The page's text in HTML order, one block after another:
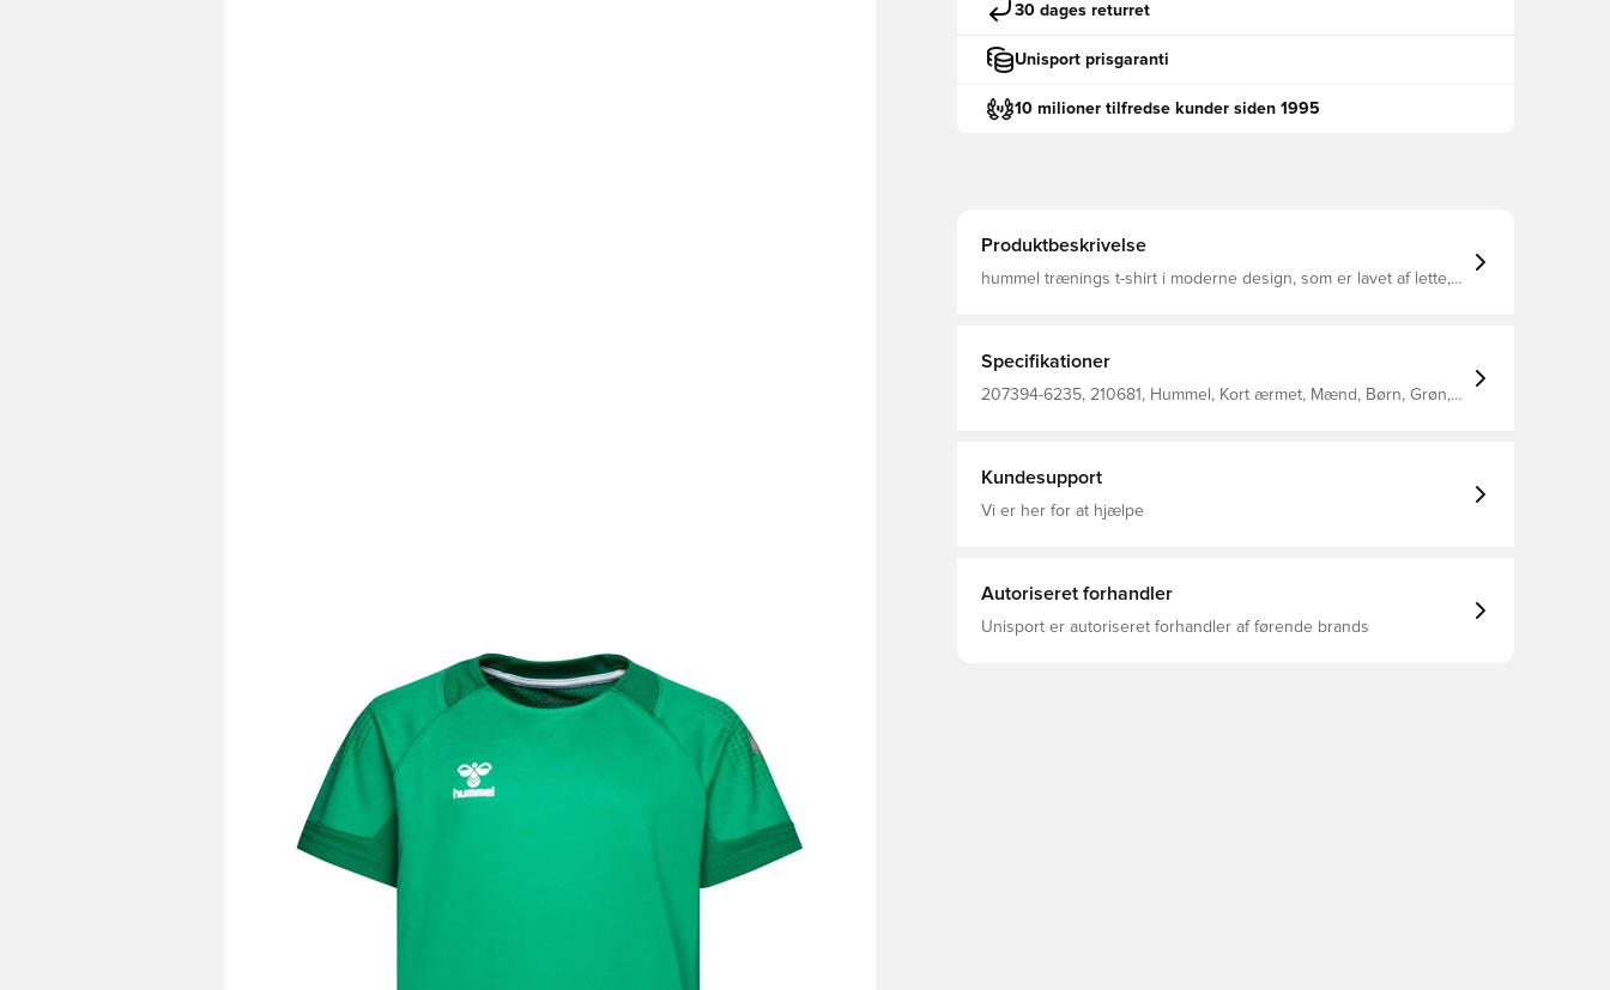
30 dages returret
Unisport prisgaranti
10 milioner tilfredse kunder siden 1995
Produktbeskrivelse
hummel trænings t-shirt i moderne design, som er lavet af lette,
Specifikationer
207394-6235, 210681, Hummel, Kort ærmet, Mænd, Børn, Grøn,
Kundesupport
Vi er her for at hjælpe
Autoriseret forhandler
Unisport er autoriseret forhandler af førende brands